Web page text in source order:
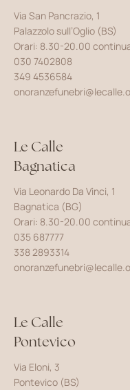
Via San Pancrazio, 1
Palazzolo sull’Oglio (BS)
Orari: 8.30-20.00
030 7402808
349 4536584
Le Calle
Bagnatica
Via Leonardo Da Vinci, 1
Bagnatica (BG)
Orari: 8.30-20.00
035 687777
338 2893314
Le Calle
Pontevico
Via Eloni, 3
Pontevico (BS)